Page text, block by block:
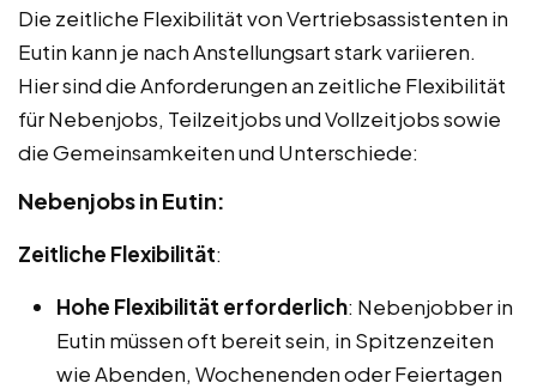
Die zeitliche Flexibilität von Vertriebsassistenten in
Eutin kann je nach Anstellungsart stark variieren.
Hier sind die Anforderungen an zeitliche Flexibilität
für Nebenjobs, Teilzeitjobs und Vollzeitjobs sowie
die Gemeinsamkeiten und Unterschiede:
Nebenjobs in Eutin:
Zeitliche Flexibilität:
Hohe Flexibilität erforderlich: Nebenjobber in
Eutin müssen oft bereit sein, in Spitzenzeiten
wie Abenden, Wochenenden oder Feiertagen